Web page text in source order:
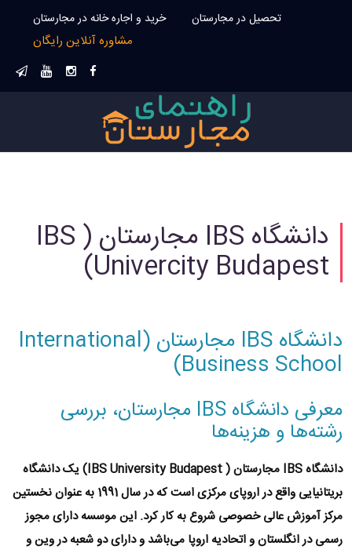
تحصیل در مجارستان خرید و اجاره خانه در مجارستان
مشاوره آنلاین رایگان
دانشگاه IBS مجارستان ( IBS
Univercity Budapest)
دانشگاه IBS مجارستان (International
Business School)
معرفی دانشگاه IBS مجارستان، بررسی
رشته‌ها و هزینه‌ها
دانشگاه IBS مجارستان ( IBS University Budapest)
یک دانشگاه
بریتانیایی واقع در اروپای مرکزی است که در سال 1991 به عنوان نخستین
مرکز آموزش عالی خصوصی شروع به کار کرد. این موسسه دارای مجوز
رسمی در انگلستان و اتحادیه اروپا می‌‌باشد و دارای دو شعبه در وین و